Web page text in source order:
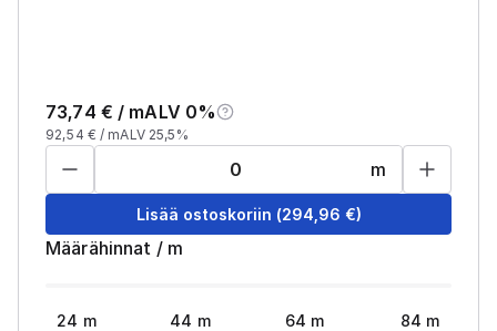
73,74 € / mALV 0%
92,54 € / mALV 25,5%
m
Lisää ostoskoriin (294,96 €)
Määrähinnat / m
24 m 44 m 64 m 84 m